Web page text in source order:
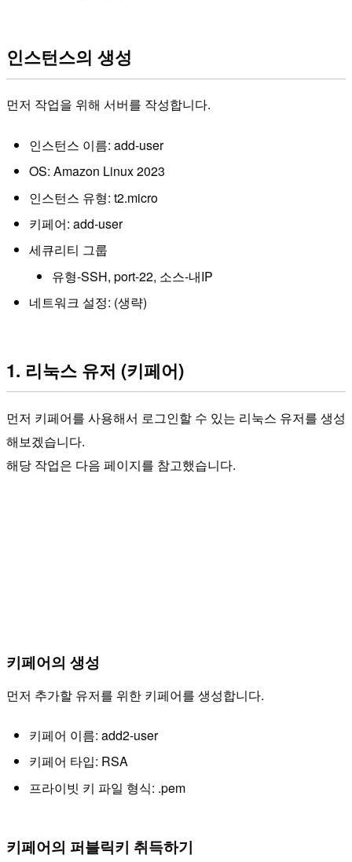
인스턴스의 생성
먼저 작업을 위해 서버를 작성합니다.
인스턴스 이름: add-user
OS: Amazon Linux 2023
인스턴스 유형: t2.micro
키페어: add-user
세큐리티 그룹
유형-SSH, port-22, 소스-내IP
네트워크 설정: (생략)
1. 리눅스 유저 (키페어)
먼저 키페어를 사용해서 로그인할 수 있는 리눅스 유저를 생성
해보겠습니다.
해당 작업은 다음 페이지를 참고했습니다.
키페어의 생성
먼저 추가할 유저를 위한 키페어를 생성합니다.
키페어 이름: add2-user
키페어 타입: RSA
프라이빗 키 파일 형식: .pem
키페어의 퍼블릭키 취득하기